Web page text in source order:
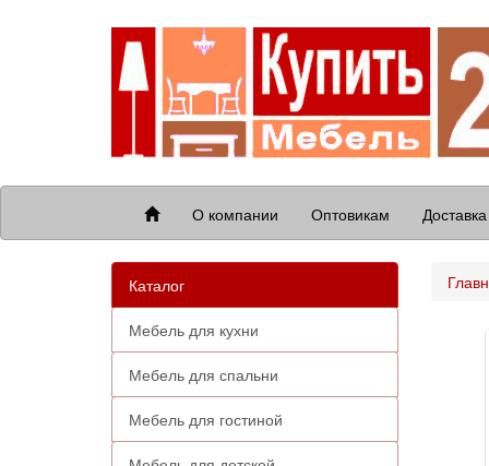
О компании Оптовикам Доставка
Каталог
Мебель для кухни
Мебель для спальни
Мебель для гостиной